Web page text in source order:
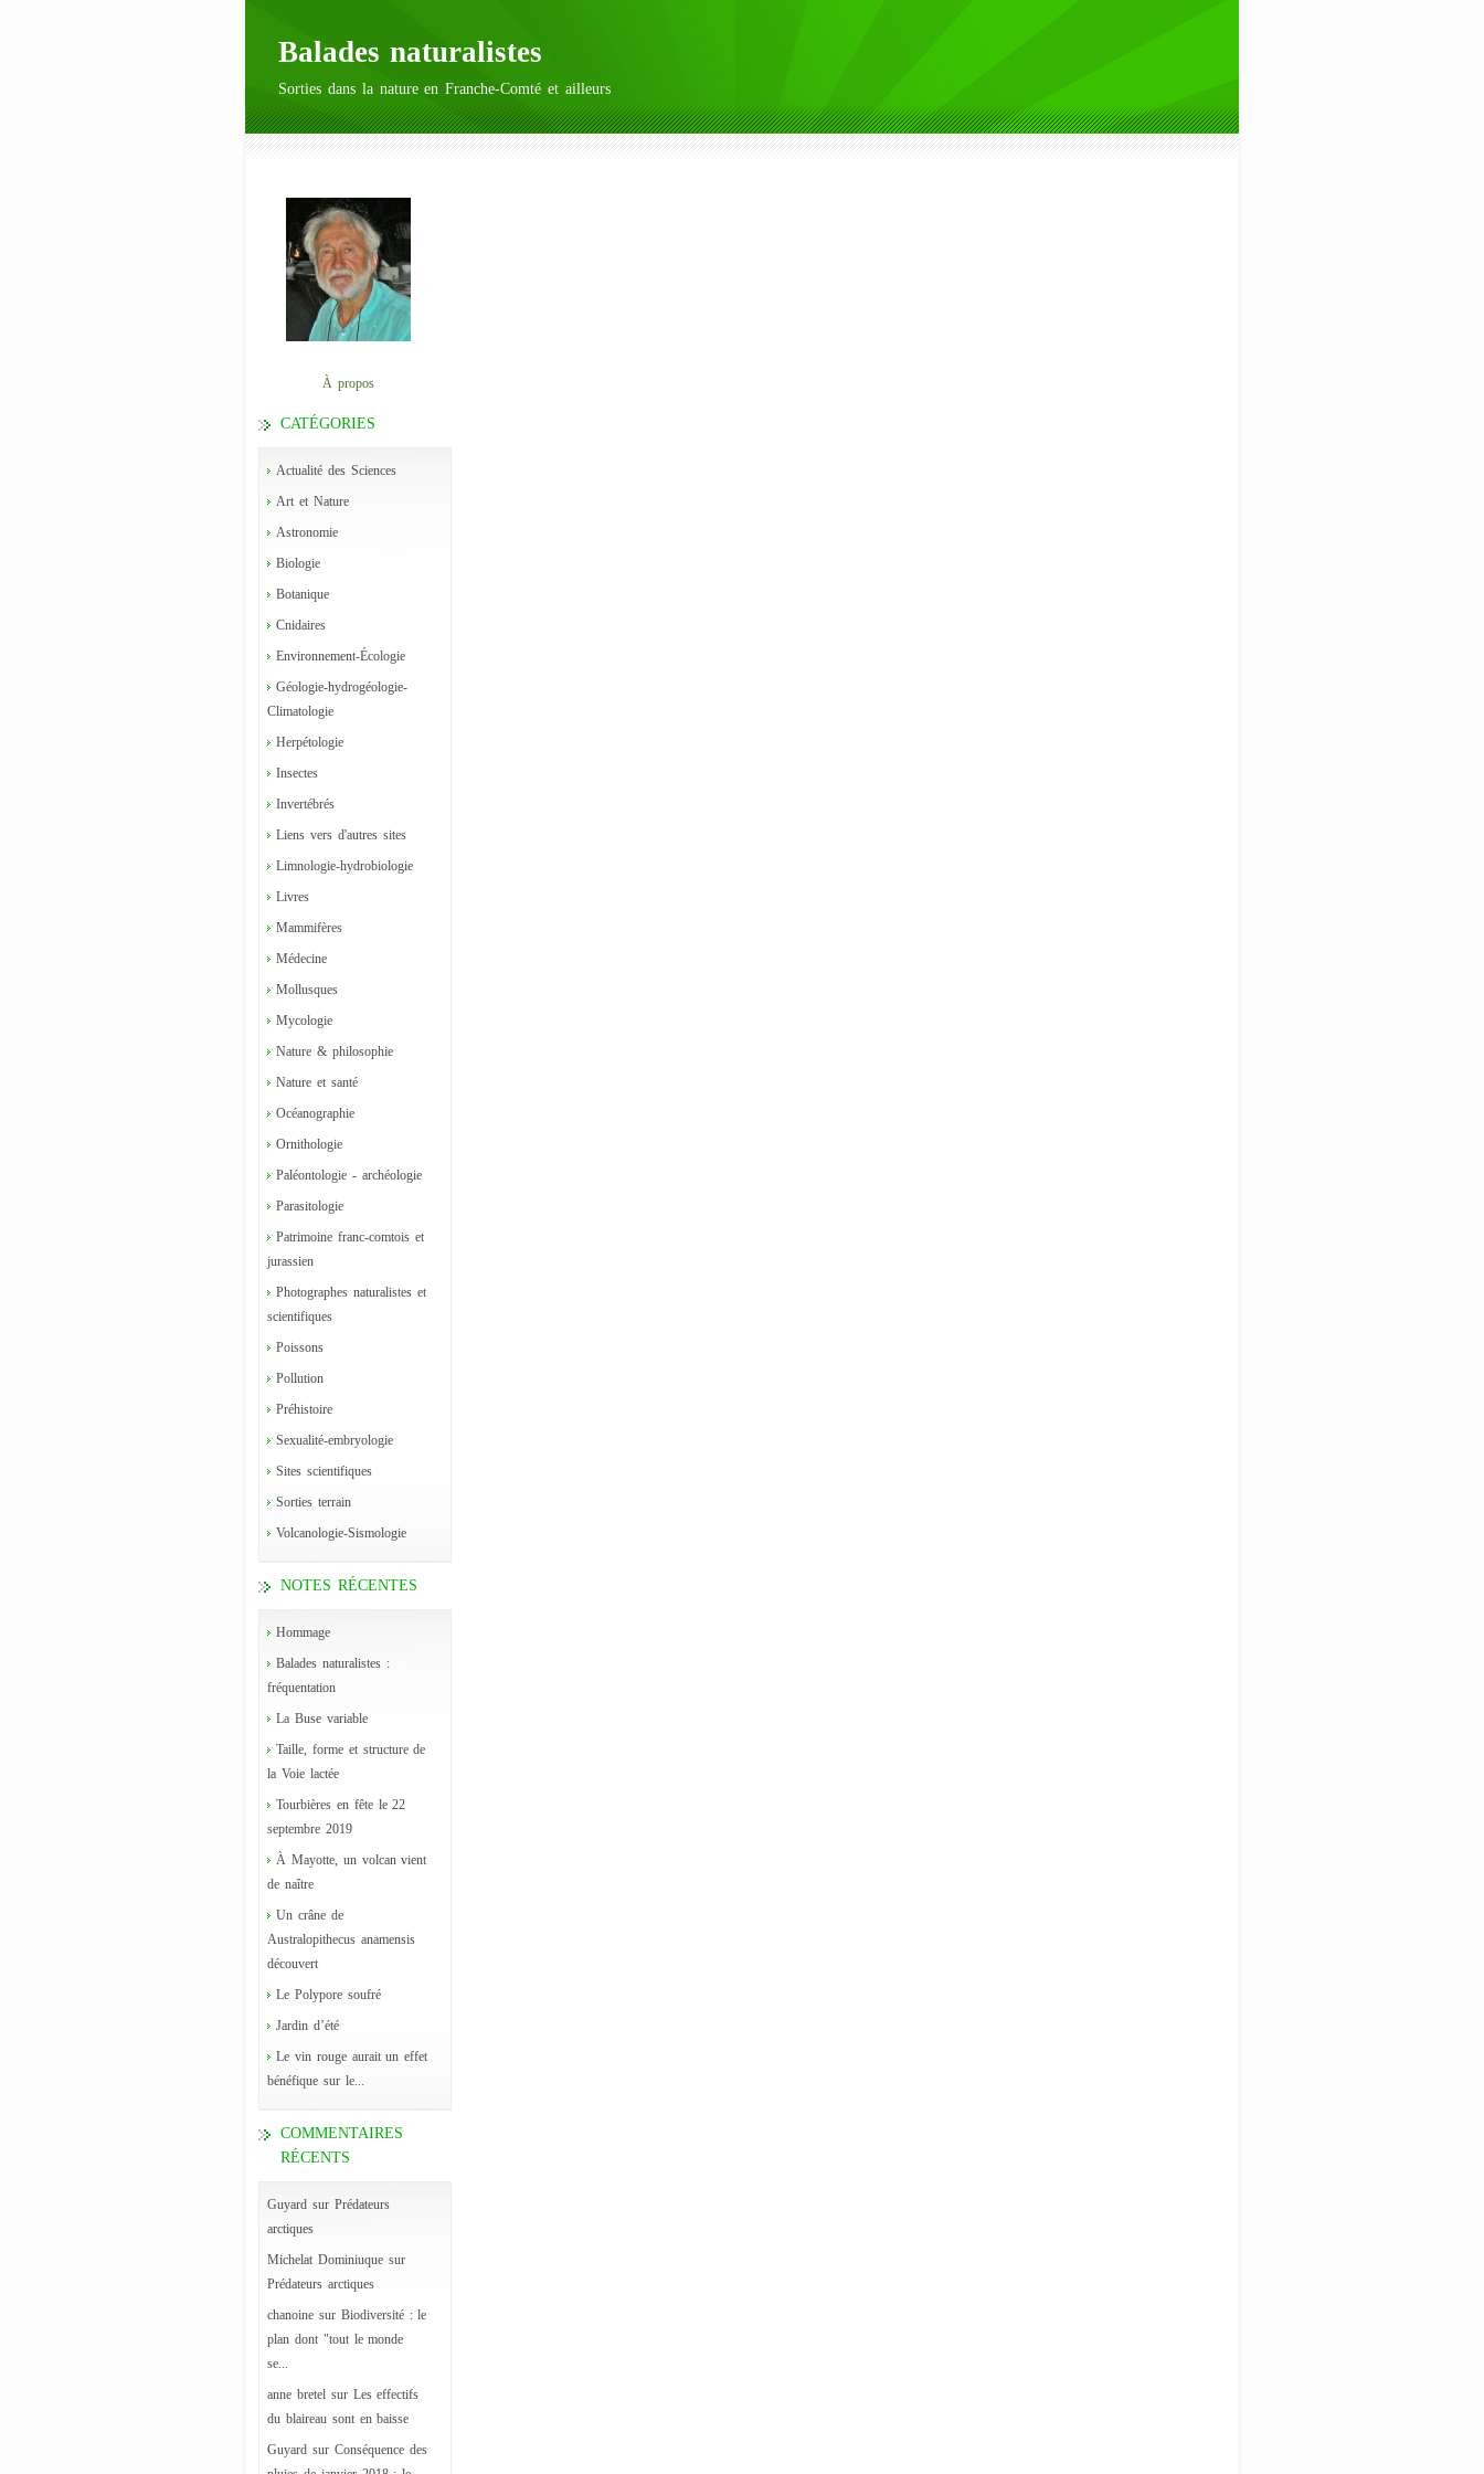
Balades naturalistes
Sorties dans la nature en Franche-Comté et ailleurs
À propos
CATÉGORIES
Actualité des Sciences
Art et Nature
Astronomie
Biologie
Botanique
Cnidaires
Environnement-Écologie
Géologie-hydrogéologie-
Climatologie
Herpétologie
Insectes
Invertébrés
Liens vers d'autres sites
Limnologie-hydrobiologie
Livres
Mammifères
Médecine
Mollusques
Mycologie
Nature & philosophie
Nature et santé
Océanographie
Ornithologie
Paléontologie - archéologie
Parasitologie
Patrimoine franc-comtois et
jurassien
Photographes naturalistes et
scientifiques
Poissons
Pollution
Préhistoire
Sexualité-embryologie
Sites scientifiques
Sorties terrain
Volcanologie-Sismologie
NOTES RÉCENTES
Hommage
Balades naturalistes :
fréquentation
La Buse variable
Taille, forme et structure de
la Voie lactée
Tourbières en fête le 22
septembre 2019
À Mayotte, un volcan vient
de naître
Un crâne de
Australopithecus anamensis
découvert
Le Polypore soufré
Jardin d’été
Le vin rouge aurait un effet
bénéfique sur le...
COMMENTAIRES
RÉCENTS
Guyard sur Prédateurs
arctiques
Michelat Dominiuquesur
Prédateurs arctiques
chanoine sur Biodiversité : le
plan dont "tout le monde
se...
anne bretelsur Les effectifs
du blaireau sont en baisse
Guyard sur Conséquence des